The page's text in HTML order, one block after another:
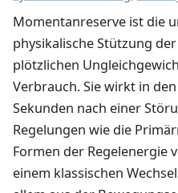
Momentanreserve ist die
physikalische Stützung
plötzlichen
Verbrauch. Sie wirkt in
Sekunden nach einer
Regelungen wie die
Formen der Regelenergie
einem klassischen